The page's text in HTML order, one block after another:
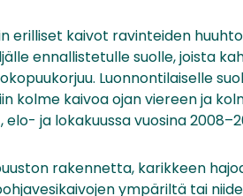
erilliset kaivot ravinteiden
ennallistetulle suolle, joista
Luonnontilaiselle
kolme kaivoa ojan viereen ja
ja lokakuussa vuosina
rakennetta, karikkeen
ympäriltä tai